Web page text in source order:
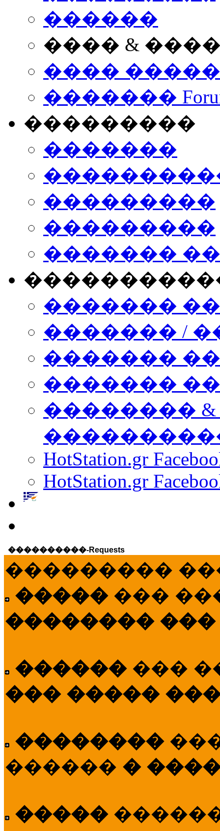
������
���� &
����
�������
���������
�������
���������
���������
�������
�������
������� /
�������
������� ���
��������
HotStation.gr
HotStation.gr
����������-Requests
���������
����� ���
��������
������ ���
��� �����
��������
������ �
�����